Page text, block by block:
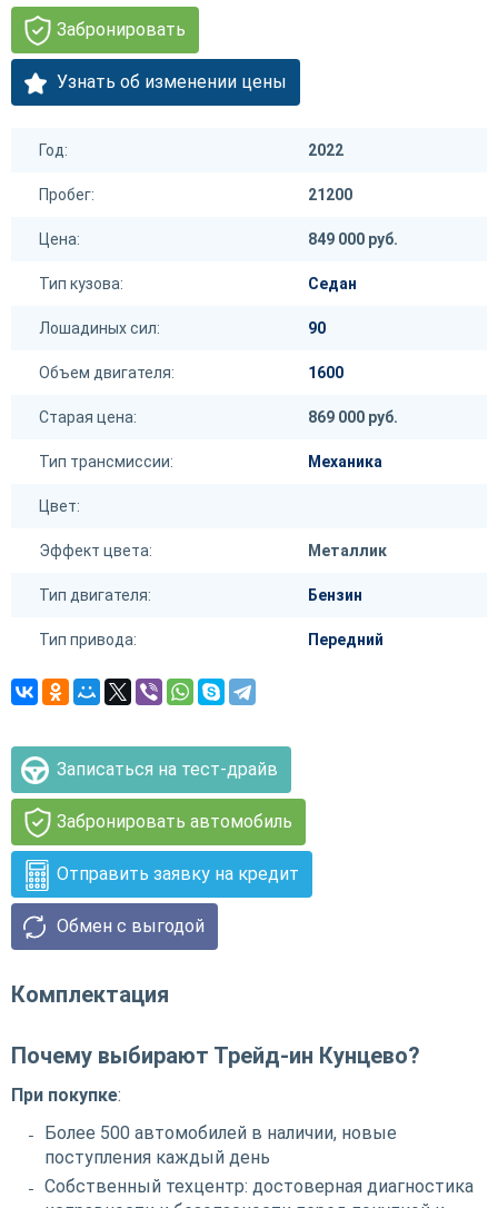
Забронировать
Узнать об изменении цены
Год: 2022
Пробег: 21200
Цена: 849 000 руб.
Тип кузова: Седан
Лошадиных сил: 90
Объем двигателя: 1600
Старая цена: 869 000 руб.
Тип трансмиссии: Механика
Цвет:
Эффект цвета: Металлик
Тип двигателя: Бензин
Тип привода: Передний
Записаться на тест-драйв
Забронировать автомобиль
Отправить заявку на кредит
Обмен с выгодой
Комплектация
Почему выбирают Трейд-ин Кунцево?
При покупке:
Более 500 автомобилей в наличии, новые
поступления каждый день
Собственный техцентр: достоверная диагностика